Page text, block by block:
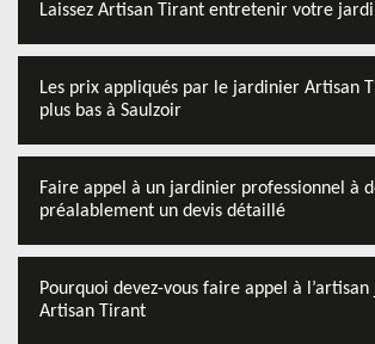
Laissez Artisan Tirant entretenir votre
Les prix appliqués par le jardinier Artisan
plus bas à Saulzoir
Faire appel à un jardinier professionnel à
préalablement un devis détaillé
Pourquoi devez-vous faire appel à
Artisan Tirant